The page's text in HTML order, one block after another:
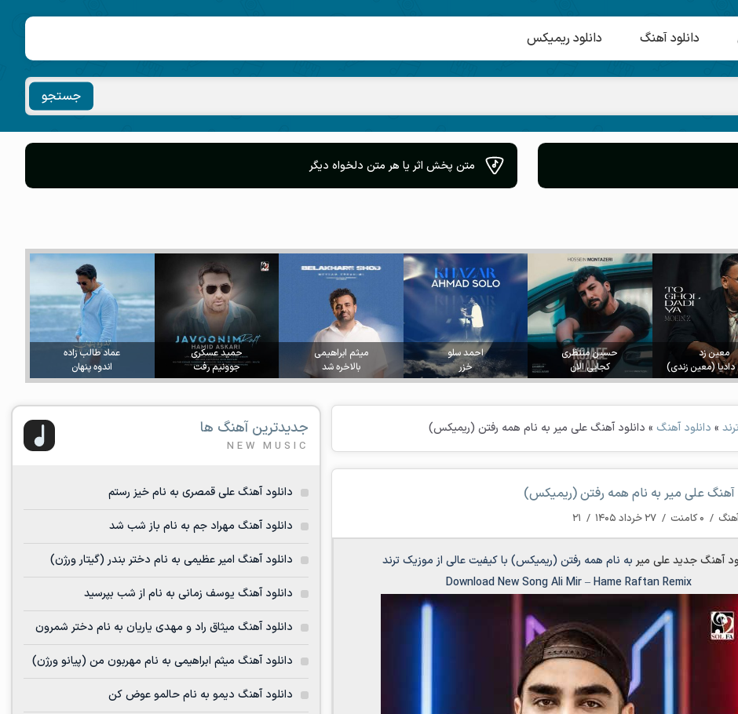
دانلود آهنگ دانلود ریمیکس
جستجو
متن پخش اثر یا هر متن دلخواه دیگر
معین زد
دادیا (معین زندی)
حسین منتظری
کجایی الان
احمد سلو
خزر
میثم ابراهیمی
بالاخره شد
حمید عسکری
جوونیم رفت
عماد طالب زاده
اندوه پنهان
» دانلود آهنگ » دانلود آهنگ علی میر به نام همه رفتن (ریمیکس)
آهنگ علی میر به نام همه رفتن (ریمیکس)
/ ۰ کامنت / ۲۷ خرداد ۱۴۰۵ / ۲۱
آهنگ جدیدعلی میر به نام همه رفتن (ریمیکس)با کیفیت عالی از موزیک ترند
Download New SongAli Mir–Hame Raftan Remix
جدیدترین آهنگ ها
NEW MUSIC
دانلود آهنگ علی قمصری به نام خیز رستم
دانلود آهنگ مهراد جم به نام باز شب شد
دانلود آهنگ امیر عظیمی به نام دختر بندر (گیتار ورژن)
دانلود آهنگ یوسف زمانی به نام از شب بپرسید
دانلود آهنگ میثاق راد و مهدی یاریان به نام دختر شمرون
دانلود آهنگ میثم ابراهیمی به نام مهربون من (پیانو ورژن)
دانلود آهنگ دیمو به نام حالمو عوض کن